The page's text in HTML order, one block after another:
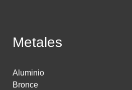
Metales
Aluminio
Bronce